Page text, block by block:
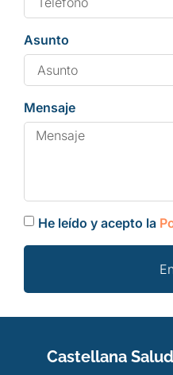
Asunto
Mensaje
He leído y acepto la
Castellana